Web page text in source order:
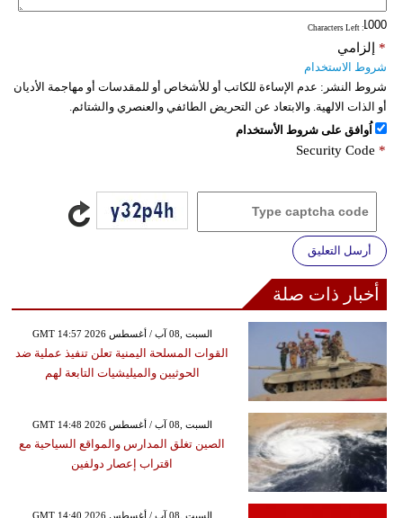
: Characters Left
إلزامي *
شروط الاستخدام
شروط النشر: عدم الإساءة للكاتب أو للأشخاص أو للمقدسات أو مهاجمة الأديان
أو الذات الالهية. والابتعاد عن التحريض الطائفي والعنصري والشتائم.
اُوافق على شروط الأستخدام
Security Code *
أرسل التعليق
أخبار ذات صلة
GMT 14:57 2026 السبت ,08 آب / أغسطس
القوات المسلحة اليمنية تعلن تنفيذ عملية ضد
الحوثيين والميليشيات التابعة لهم
GMT 14:48 2026 السبت ,08 آب / أغسطس
الصين تغلق المدارس والمواقع السياحية مع
اقتراب إعصار دولفين
GMT 14:40 2026 السبت ,08 آب / أغسطس